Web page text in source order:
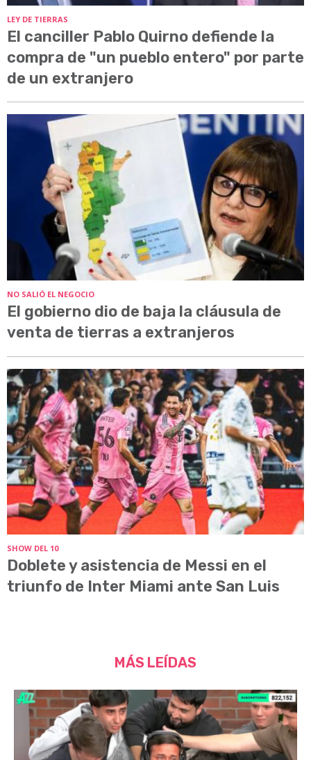
LEY DE TIERRAS
El canciller Pablo Quirno defiende la
compra de "un pueblo entero" por parte
de un extranjero
NO SALIÓ EL NEGOCIO
El gobierno dio de baja la cláusula de
venta de tierras a extranjeros
SHOW DEL 10
Doblete y asistencia de Messi en el
triunfo de Inter Miami ante San Luis
MÁS LEÍDAS